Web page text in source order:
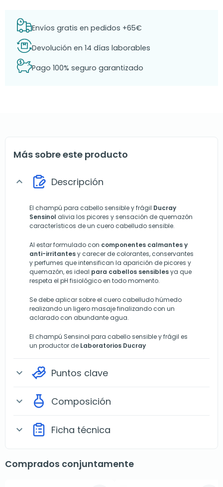
Envíos gratis en pedidos +65€
Devolución en 14 días laborables
Pago 100% seguro garantizado
Más sobre este producto
expand_more Descripción
El champú para cabello sensible y frágil Ducray
Sensinol alivia los picores y sensación de quemazón
característicos de un cuero cabelludo sensible.
Al estar formulado con componentes calmantes y
anti-irritantesy carecer de colorantes, conservantes
y perfumes que intensifican la aparición de picores y
quemazón, es ideal para cabellos sensiblesya que
respeta el pH fisiológico en todo momento.
Se debe aplicar sobre el cuero cabelludo húmedo
realizando un ligero masaje finalizando con un
aclarado con abundante agua.
El champú Sensinol para cabello sensible y frágil es
un productor de Laboratorios Ducray
expand_more Puntos clave
expand_more Composición
expand_more Ficha técnica
Comprados conjuntamente